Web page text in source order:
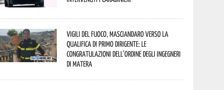
Vigili del Fuoco, Masciandaro verso la
qualifica di Primo Dirigente: le
congratulazioni dell’Ordine degli Ingegneri
di Matera